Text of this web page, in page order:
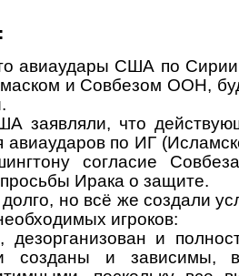
:
авиаудары США по
и Совбезом ООН,
заявляли, что
авиаударов по ИГ
согласие
Ирака о защите.
но всё же создали
игроков:
дезорганизован и
созданы и зависимы,